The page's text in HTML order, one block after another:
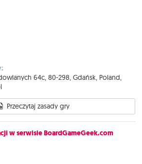
64c, 80-298, Gdańsk, Poland,
Przeczytaj zasady gry
w serwisie BoardGameGeek.com